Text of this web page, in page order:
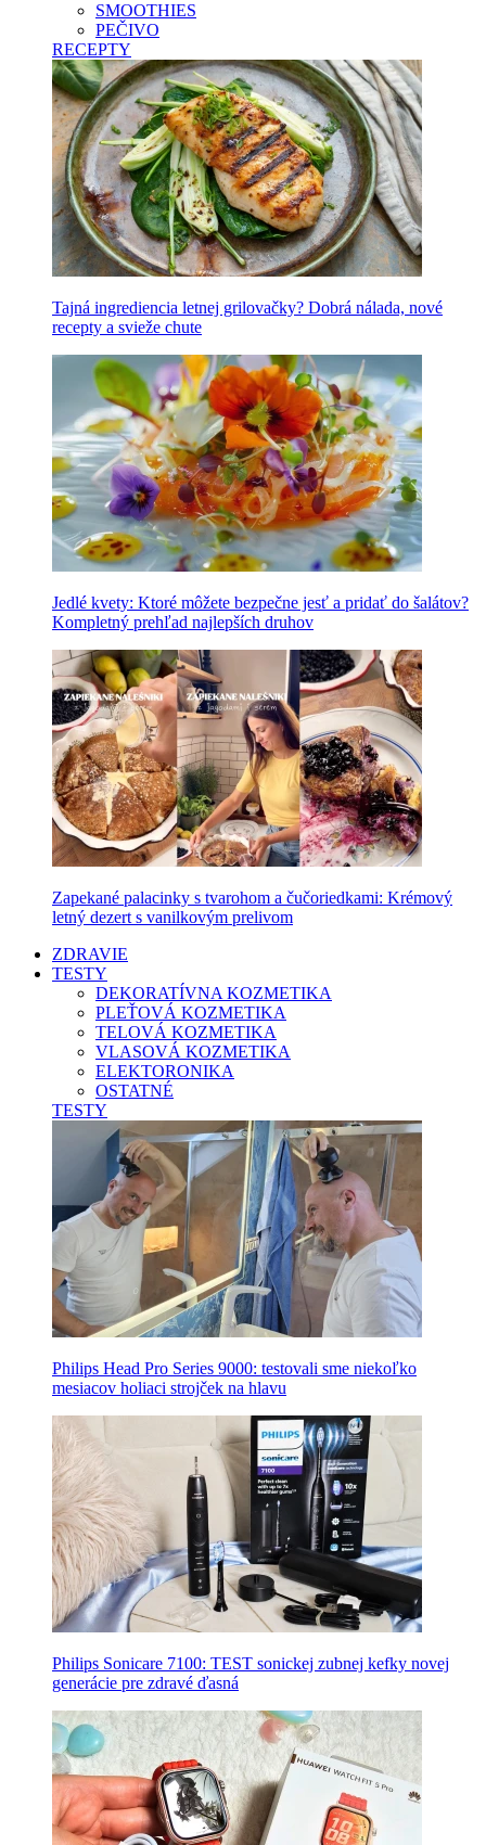
SMOOTHIES
PEČIVO
RECEPTY
Tajná ingrediencia letnej grilovačky? Dobrá nálada, nové
recepty a svieže chute
Jedlé kvety: Ktoré môžete bezpečne jesť a pridať do šalátov?
Kompletný prehľad najlepších druhov
Zapekané palacinky s tvarohom a čučoriedkami: Krémový
letný dezert s vanilkovým prelivom
ZDRAVIE
TESTY
DEKORATÍVNA KOZMETIKA
PLEŤOVÁ KOZMETIKA
TELOVÁ KOZMETIKA
VLASOVÁ KOZMETIKA
ELEKTORONIKA
OSTATNÉ
TESTY
Philips Head Pro Series 9000: testovali sme niekoľko
mesiacov holiaci strojček na hlavu
Philips Sonicare 7100: TEST sonickej zubnej kefky novej
generácie pre zdravé ďasná